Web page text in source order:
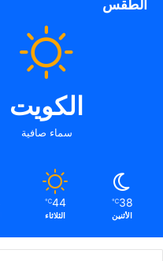
الطقس
الكويت
سماء صافية
38
℃
الأثنين
44
℃
الثلاثاء